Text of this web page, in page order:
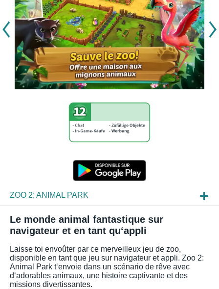
ZOO 2: ANIMAL PARK
ACTU
APERÇUS JEU
FAQ
Le monde animal fantastique sur
navigateur et en tant qu‘appli
Laisse toi envoûter par ce merveilleux jeu de zoo,
disponible en tant que jeu sur navigateur et appli. Zoo 2:
Animal Park t‘envoie dans un scénario de rêve avec
d‘adorables animaux, une histoire captivante et des
missions divertissantes.